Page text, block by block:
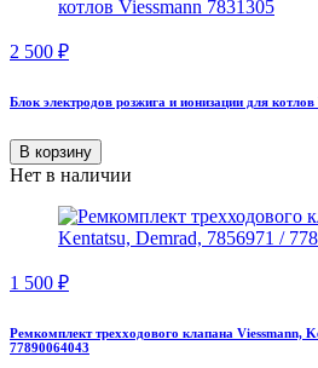
2 500 ₽
Блок электродов розжига и ионизации для
В корзину
Нет в наличии
1 500 ₽
Ремкомплект трехходового клапана Viessmann,
77890064043